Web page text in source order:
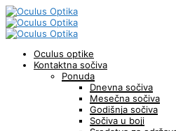
Oculus optike
Kontaktna sočiva
Ponuda
Dnevna sočiva
Mesečna sočiva
Godišnja sočiva
Sočiva u boji